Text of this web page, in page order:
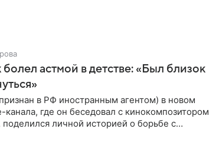
астмой в детстве: «Был близок
в РФ иностранным агентом) в новом
канала, где он беседовал с кинокомпозитором
личной историей о борьбе с